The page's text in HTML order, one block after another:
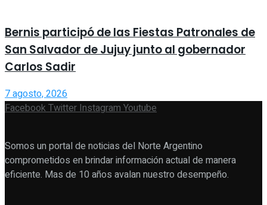
Bernis participó de las Fiestas Patronales de
San Salvador de Jujuy junto al gobernador
Carlos Sadir
7 agosto, 2026
FacebookTwitterInstagramYoutube
Somos un portal de noticias del Norte Argentino
comprometidos en brindar información actual de manera
eficiente. Mas de 10 años avalan nuestro desempeño.